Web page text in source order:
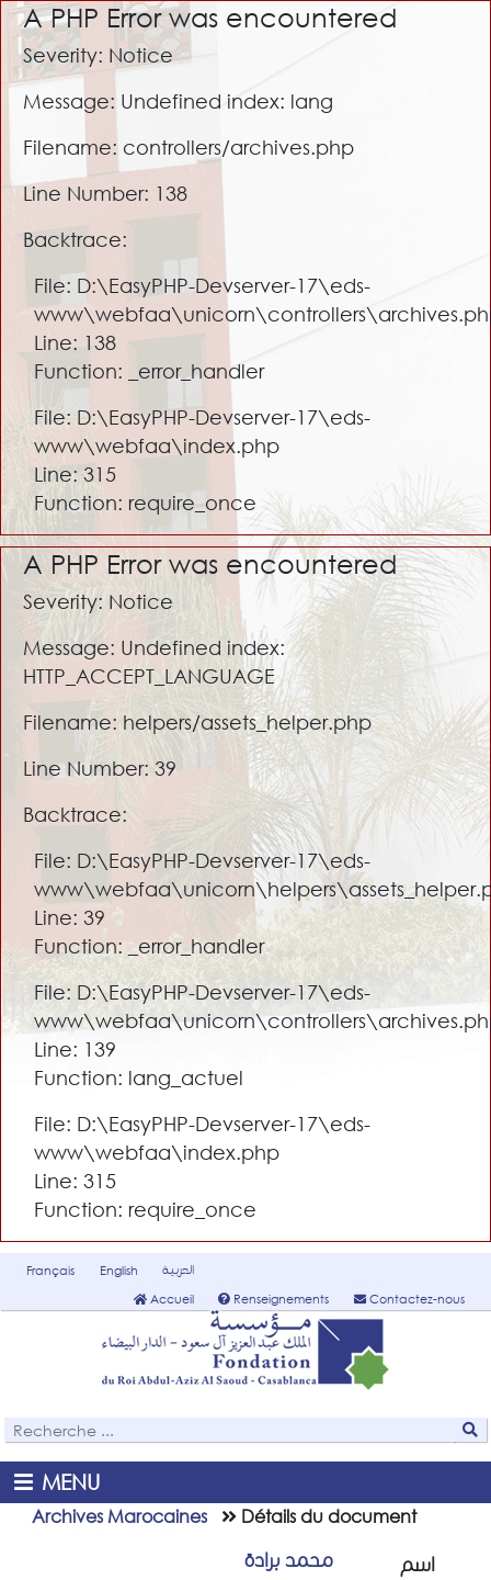
A PHP Error was encountered
Severity: Notice
Message: Undefined index: lang
Filename: controllers/archives.php
Line Number: 138
Backtrace:
File: D:\EasyPHP-Devserver-17\eds-
Line: 138
Function: _error_handler
File: D:\EasyPHP-Devserver-17\eds-
www\webfaa\index.php
Line: 315
Function: require_once
A PHP Error was encountered
Severity: Notice
Message: Undefined index:
HTTP_ACCEPT_LANGUAGE
Filename: helpers/assets_helper.php
Line Number: 39
Backtrace:
File: D:\EasyPHP-Devserver-17\eds-
Line: 39
Function: _error_handler
File: D:\EasyPHP-Devserver-17\eds-
Line: 139
Function: lang_actuel
File: D:\EasyPHP-Devserver-17\eds-
www\webfaa\index.php
Line: 315
Function: require_once
Français English
العربية
Accueil
Renseignements Contactez-nous
MENU
Archives Marocaines Détails du document
محمد برادة
اسم